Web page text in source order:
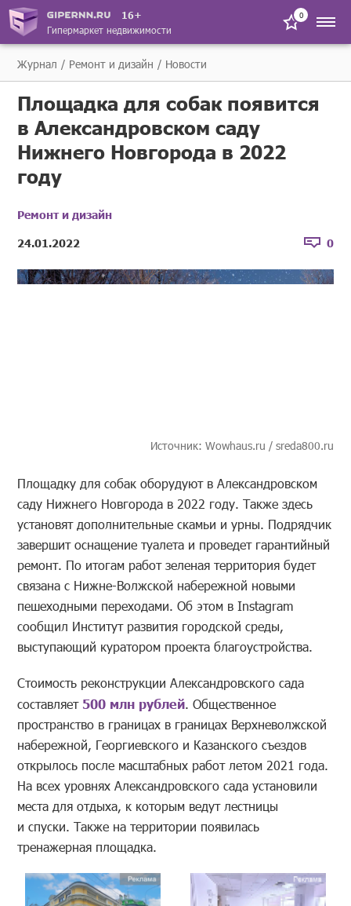
16+
Гипермаркет недвижимости
0
Журнал Ремонт и дизайн Новости
Площадка для собак появится
в Александровском саду
Нижнего Новгорода в 2022
году
Ремонт и дизайн
24.01.2022
0
Источник: Wowhaus.ru / sreda800.ru
Площадку для собак оборудуют в Александровском
саду Нижнего Новгорода в 2022 году. Также здесь
установят дополнительные скамьи и урны. Подрядчик
завершит оснащение туалета и проведет гарантийный
ремонт. По итогам работ зеленая территория будет
связана с Нижне-Волжской набережной новыми
пешеходными переходами. Об этом в Instagram
сообщил Институт развития городской среды,
выступающий куратором проекта благоустройства.
Стоимость реконструкции Александровского сада
составляет 500 млн рублей. Общественное
пространство в границах в границах Верхневолжской
набережной, Георгиевского и Казанского съездов
открылось после масштабных работ летом 2021 года.
На всех уровнях Александровского сада установили
места для отдыха, к которым ведут лестницы
и спуски. Также на территории появилась
тренажерная площадка.